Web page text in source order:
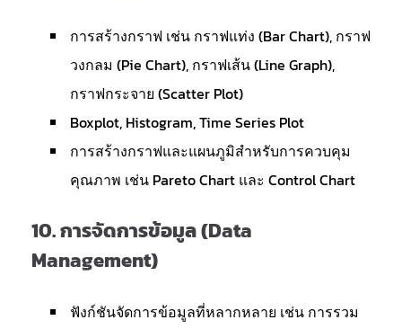
การสร้างกราฟ เช่น กราฟแท่ง (Bar Chart), กราฟ
วงกลม (Pie Chart), กราฟเส้น (Line Graph),
กราฟกระจาย (Scatter Plot)
Boxplot, Histogram, Time Series Plot
การสร้างกราฟและแผนภูมิสำหรับการควบคุม
คุณภาพ เช่น Pareto Chart และ Control Chart
10.การจัดการข้อมูล (Data
Management)
ฟังก์ชันจัดการข้อมูลที่หลากหลาย เช่น การรวม